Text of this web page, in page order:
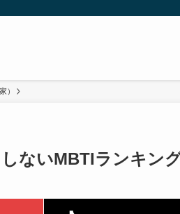
）
ないMBTIランキン